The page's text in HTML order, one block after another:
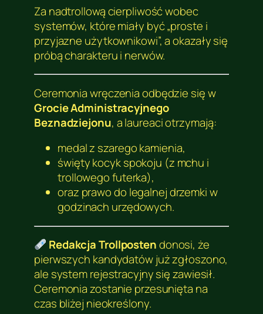
Za nadtrollową cierpliwość wobec
systemów, które miały być „proste i
przyjazne użytkownikowi”, a okazały się
próbą charakteru i nerwów.
Ceremonia wręczenia odbędzie się w
Grocie Administracyjnego
Beznadziejonu, a laureaci otrzymają:
medal z szarego kamienia,
święty kocyk spokoju (z mchu i
trollowego futerka),
oraz prawo do legalnej drzemki w
godzinach urzędowych.
Redakcja Trollpostendonosi, że
pierwszych kandydatów już zgłoszono,
ale system rejestracyjny się zawiesił.
Ceremonia zostanie przesunięta na
czas bliżej nieokreślony.